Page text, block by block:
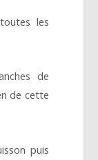
les
de
de cette
puis